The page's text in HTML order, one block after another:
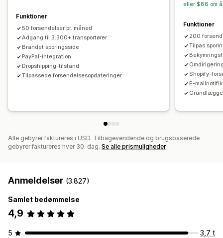
Funktioner
50 forsendelser pr. måned
Adgang til 3.300+ transportører
Brandet sporingsside
PayPal-integration
Dropshipping-tilstand
Tilpassede forsendelsesopdateringer
eller $86 om
Funktioner
200
Tilpas
Shopify-
E-
Alle gebyrer faktureres i USD. Tilbagevendende og brugsbaserede
gebyrer faktureres hver 30. dag. Se alle prismuligheder
Anmeldelser (3.827)
Samlet bedømmelse
4,9
5
3,7 t